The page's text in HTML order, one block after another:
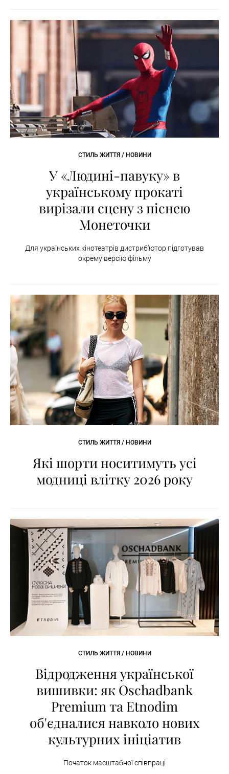
СТИЛЬ ЖИТТЯ / НОВИНИ
У «Людині-павуку» в
українському прокаті
вирізали сцену з піснею
Монеточки
Для українських кінотеатрів дистриб’ютор підготував
окрему версію фільму
СТИЛЬ ЖИТТЯ / НОВИНИ
Які шорти носитимуть усі
модниці влітку 2026 року
СТИЛЬ ЖИТТЯ / НОВИНИ
Відродження української
вишивки: як Oschadbank
Premium та Etnodim
об'єдналися навколо нових
культурних ініціатив
Початок масштабної співпраці